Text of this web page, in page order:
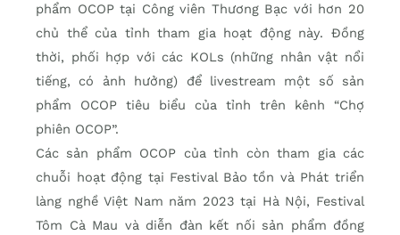
phẩm OCOP tại Công viên Thương Bạc với hơn 20
chủ thể của tỉnh tham gia hoạt động này. Đồng
thời, phối hợp với các KOLs (những nhân vật nổi
tiếng, có ảnh hưởng) để livestream một số sản
phẩm OCOP tiêu biểu của tỉnh trên kênh “Chợ
phiên OCOP”.
Các sản phẩm OCOP của tỉnh còn tham gia các
chuỗi hoạt động tại Festival Bảo tồn và Phát triển
làng nghề Việt Nam năm 2023 tại Hà Nội, Festival
Tôm Cà Mau và diễn đàn kết nối sản phẩm đồng